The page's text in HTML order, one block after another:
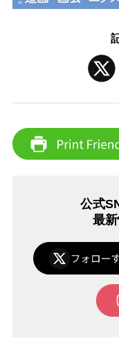
公式
最